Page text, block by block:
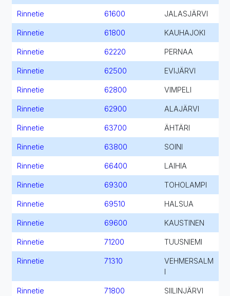
Rinnetie 61600 JALASJÄRVI
Rinnetie 61800 KAUHAJOKI
Rinnetie 62220 PERNAA
Rinnetie 62500 EVIJÄRVI
Rinnetie 62800 VIMPELI
Rinnetie 62900 ALAJÄRVI
Rinnetie 63700 ÄHTÄRI
Rinnetie 63800 SOINI
Rinnetie 66400 LAIHIA
Rinnetie 69300 TOHOLAMPI
Rinnetie 69510 HALSUA
Rinnetie 69600 KAUSTINEN
Rinnetie 71200 TUUSNIEMI
Rinnetie 71310
VEHMERSALM
Rinnetie 71800 SIILINJÄRVI